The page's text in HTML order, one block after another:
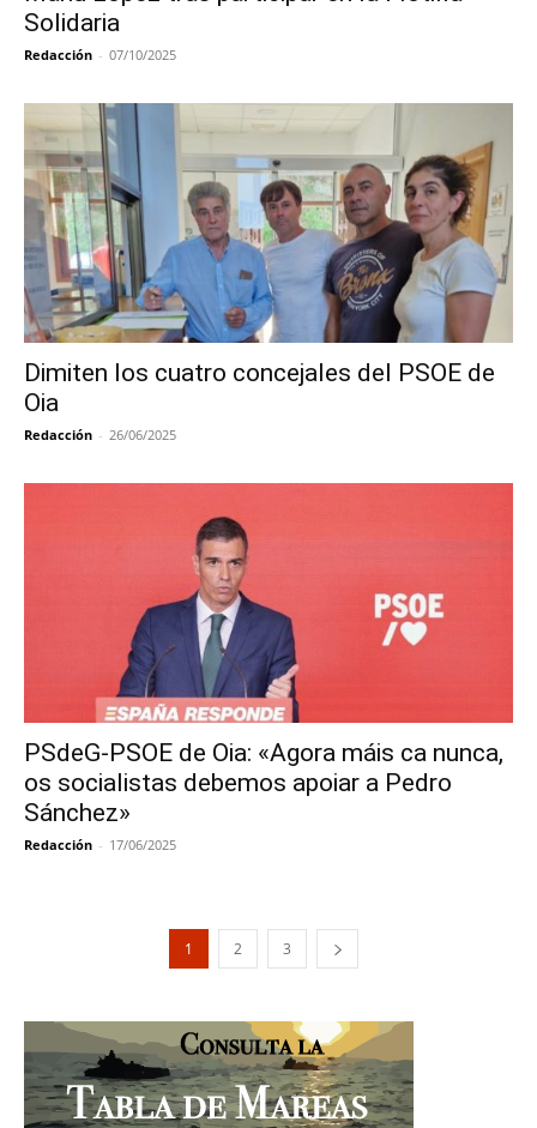
Solidaria
Redacción - 07/10/2025
Dimiten los cuatro concejales del PSOE de
Oia
Redacción - 26/06/2025
PSdeG-PSOE de Oia: «Agora máis ca nunca,
os socialistas debemos apoiar a Pedro
Sánchez»
Redacción - 17/06/2025
1 2 3